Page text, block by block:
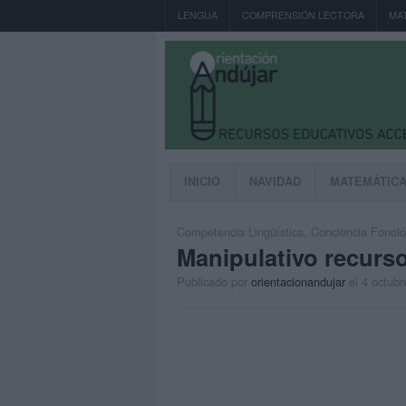
LENGUA COMPRENSIÓN LECTORA
INICIO NAVIDAD
Competencia Lingüística Conciencia
Manipulativo
Publicado por orientacionandujar el 4